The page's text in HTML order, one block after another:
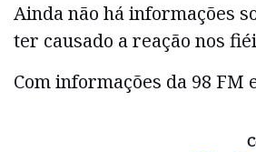
Ainda não há informações
ter causado a reação nos
Com informações da 98 FM